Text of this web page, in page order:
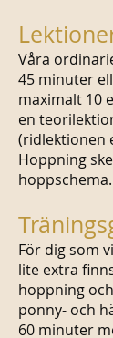
Våra
45 minuter
maximalt 10
en
(ridlektionen
Hoppning
hoppschema.
För dig som
lite extra
hoppning
ponny- och
60 minuter